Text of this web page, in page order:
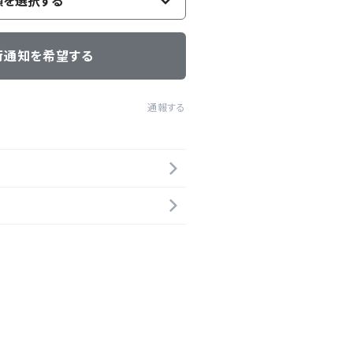
知を希望する
通報する